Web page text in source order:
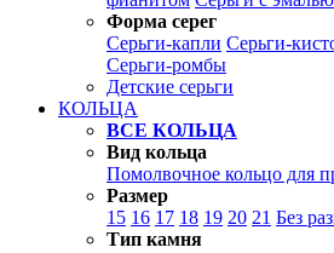
Форма серег
Серьги-капли Серьги-
Серьги-ромбы
Детские серьги
КОЛЬЦА
ВСЕ КОЛЬЦА
Вид кольца
Помолвочное кольцо для
Размер
15 16 17 18 19 20 21 Без
Тип камня